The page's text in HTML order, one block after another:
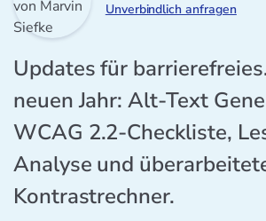
Updates für
neuen Jahr: Alt-Text
WCAG 2.2-Checkliste,
Analyse und
Kontrastrechner.
Unverbindlich anfragen